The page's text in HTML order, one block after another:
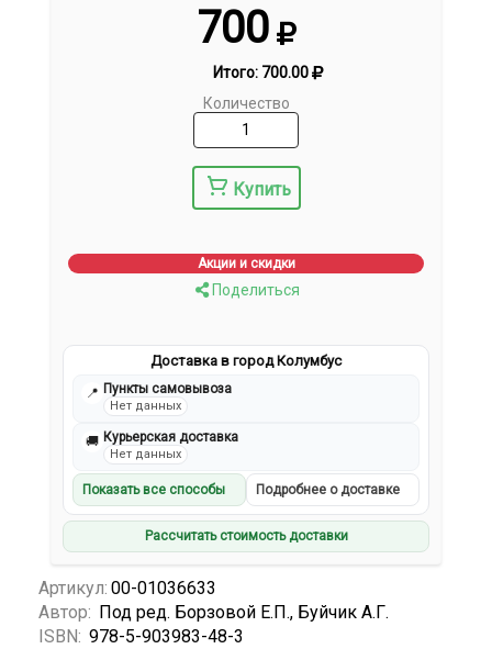
700
Итого: 700.00
Количество
Купить
Акции и скидки
Поделиться
Доставка в город Колумбус
📍 Пункты самовывоза
Нет данных
🚚 Курьерская доставка
Нет данных
Показать все способы Подробнее о доставке
Рассчитать стоимость доставки
Артикул: 00-01036633
Автор: Под ред. Борзовой Е.П., Буйчик А.Г.
ISBN: 978-5-903983-48-3